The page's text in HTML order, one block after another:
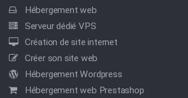
Hébergement web
Serveur dédié VPS
Création de site internet
Créer son site web
Hébergement Wordpress
Hébergement web Prestashop